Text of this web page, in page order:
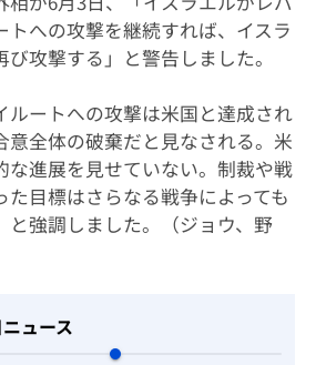
トへの攻撃を継続すれば、イスラ
攻撃する」と警告しました。
ルートへの攻撃は米国と達成され
意全体の破棄だと見なされる。米
な進展を見せていない。制裁や戦
目標はさらなる戦争によっても
と強調しました。（ジョウ、野
ュース